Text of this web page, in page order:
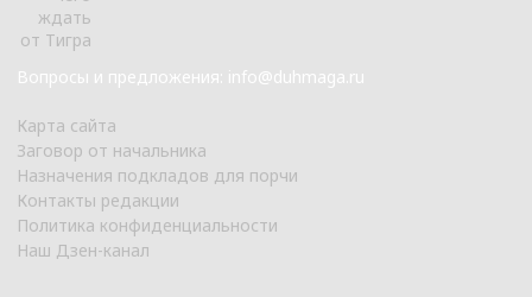
Вопросы и предложения: info@duhmaga.ru
Карта сайта
Заговор от начальника
Назначения подкладов для порчи
Контакты редакции
Политика конфиденциальности
Наш Дзен-канал